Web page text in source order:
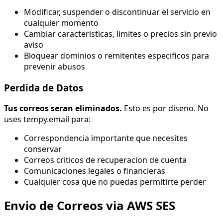
Modificar, suspender o discontinuar el servicio en
cualquier momento
Cambiar caracteristicas, limites o precios sin previo
aviso
Bloquear dominios o remitentes especificos para
prevenir abusos
Perdida de Datos
Tus correos seran eliminados. Esto es por diseno. No
uses tempy.email para:
Correspondencia importante que necesites
conservar
Correos criticos de recuperacion de cuenta
Comunicaciones legales o financieras
Cualquier cosa que no puedas permitirte perder
Envio de Correos via AWS SES